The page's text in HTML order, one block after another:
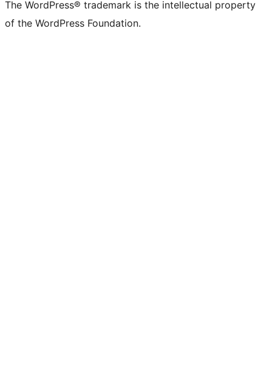
The WordPress® trademark is the intellectual property
of the WordPress Foundation.